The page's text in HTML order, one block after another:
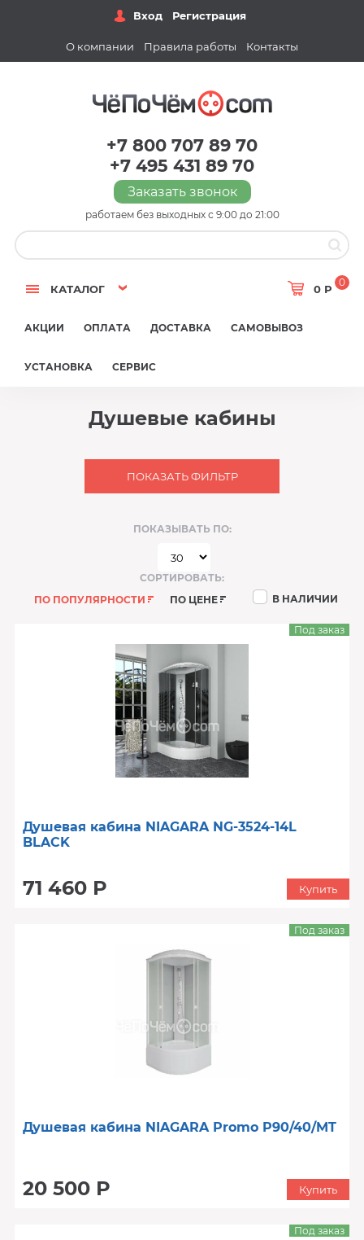
Вход Регистрация
О компании Правила работы Контакты
+7 800 707 89 70
+7 495 431 89 70
Заказать звонок
работаем без выходных с 9:00 до 21:00
КАТАЛОГ 0 Р
0
АКЦИИ ОПЛАТА ДОСТАВКА САМОВЫВОЗ
УСТАНОВКА СЕРВИС
Душевые кабины
ПОКАЗАТЬ ФИЛЬТР
ПОКАЗЫВАТЬ ПО:
СОРТИРОВАТЬ:
ПО ПОПУЛЯРНОСТИ
ПО ЦЕНЕ В НАЛИЧИИ
Душевая кабина NIAGARA NG-3524-14L
BLACK
71 460 Р
Под заказ
Купить
Душевая кабина NIAGARA Promo P90/40/MT
20 500 Р
Под заказ
Купить
Под заказ